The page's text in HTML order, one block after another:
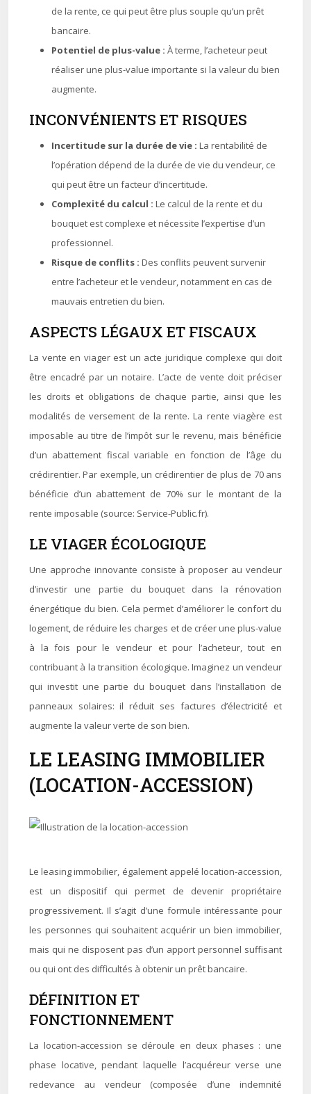
de la rente, ce qui peut être plus souple qu’un prêt
bancaire.
Potentiel de plus-value : À terme, l’acheteur peut
réaliser une plus-value importante si la valeur du bien
augmente.
INCONVÉNIENTS ET RISQUES
Incertitude sur la durée de vie : La rentabilité de
l’opération dépend de la durée de vie du vendeur, ce
qui peut être un facteur d’incertitude.
Complexité du calcul : Le calcul de la rente et du
bouquet est complexe et nécessite l’expertise d’un
professionnel.
Risque de conflits : Des conflits peuvent survenir
entre l’acheteur et le vendeur, notamment en cas de
mauvais entretien du bien.
ASPECTS LÉGAUX ET FISCAUX
La vente en viager est un acte juridique complexe qui doit
être encadré par un notaire. L’acte de vente doit préciser
les droits et obligations de chaque partie, ainsi que les
modalités de versement de la rente. La rente viagère est
imposable au titre de l’impôt sur le revenu, mais bénéficie
d’un abattement fiscal variable en fonction de l’âge du
crédirentier. Par exemple, un crédirentier de plus de 70 ans
bénéficie d’un abattement de 70% sur le montant de la
rente imposable (source: Service-Public.fr).
LE VIAGER ÉCOLOGIQUE
Une approche innovante consiste à proposer au vendeur
d’investir une partie du bouquet dans la rénovation
énergétique du bien. Cela permet d’améliorer le confort du
logement, de réduire les charges et de créer une plus-value
à la fois pour le vendeur et pour l’acheteur, tout en
contribuant à la transition écologique. Imaginez un vendeur
qui investit une partie du bouquet dans l’installation de
panneaux solaires: il réduit ses factures d’électricité et
augmente la valeur verte de son bien.
LE LEASING IMMOBILIER
(LOCATION-ACCESSION)
Le leasing immobilier, également appelé location-accession,
est un dispositif qui permet de devenir propriétaire
progressivement. Il s’agit d’une formule intéressante pour
les personnes qui souhaitent acquérir un bien immobilier,
mais qui ne disposent pas d’un apport personnel suffisant
ou qui ont des difficultés à obtenir un prêt bancaire.
DÉFINITION ET
FONCTIONNEMENT
La location-accession se déroule en deux phases : une
phase locative, pendant laquelle l’acquéreur verse une
redevance au vendeur (composée d’une indemnité